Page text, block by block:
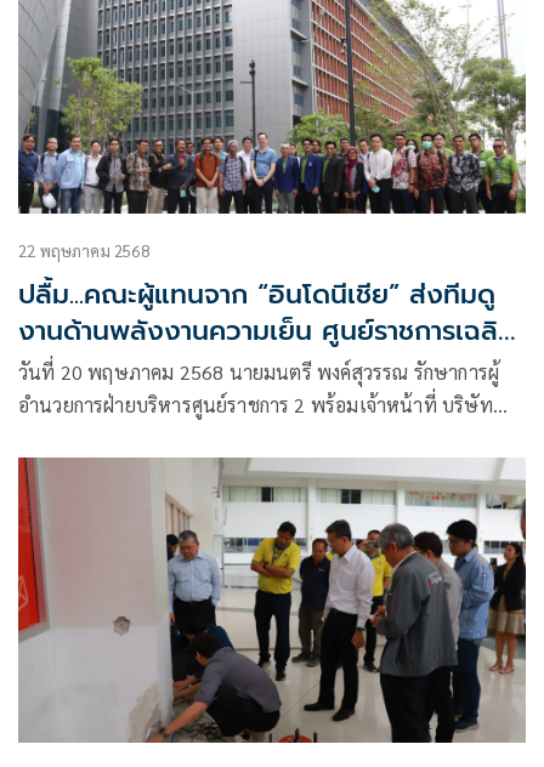
22 พฤษภาคม 2568
ปลื้ม...คณะผู้แทนจาก “อินโดนีเชีย” ส่งทีมดู
งานด้านพลังงานความเย็น ศูนย์ราชการเฉลิม
พระเกียรติฯ
วันที่ 20 พฤษภาคม 2568 นายมนตรี พงค์สุวรรณ รักษาการผู้
อำนวยการฝ่ายบริหารศูนย์ราชการ 2 พร้อมเจ้าหน้าที่ บริษัท